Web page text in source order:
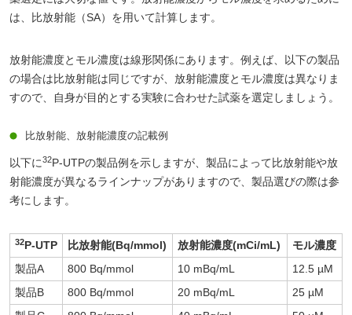
は、比放射能（SA）を用いて計算します。
放射能濃度とモル濃度は線形関係にあります。例えば、以下の製品
の場合は比放射能は同じですが、放射能濃度とモル濃度は異なりま
すので、自身が目的とする実験に合わせた試薬を選定しましょう。
比放射能、放射能濃度の記載例
以下に32P-UTPの製品例を示しますが、製品によって比放射能や放
射能濃度が異なるラインナップがありますので、製品選びの際は参
考にします。
32P-UTP 比放射能(Bq/mmol) 放射能濃度(mCi/mL)
モル濃度
製品A
800 Bq/mmol 10 mBq/mL
12.5 µM
製品B
800 Bq/mmol 20 mBq/mL
25 µM